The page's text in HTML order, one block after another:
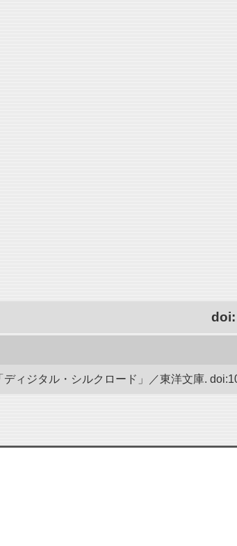
doi:
ィジタル・シルクロード」／東洋文庫.